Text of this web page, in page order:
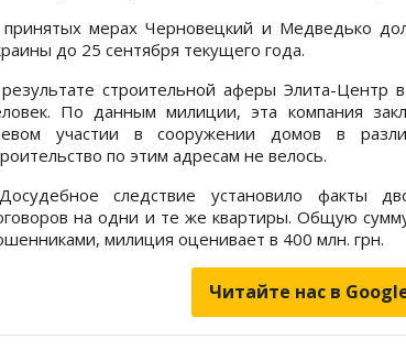
мерах Черновецкий и Медведько
до 25 сентября текущего года.
строительной аферы Элита-Центр
По данным милиции, эта компания
участии в сооружении домов в
по этим адресам не велось.
следствие установило факты
на одни и те же квартиры. Общую
милиция оценивает в 400 млн. грн.
Читайте нас в